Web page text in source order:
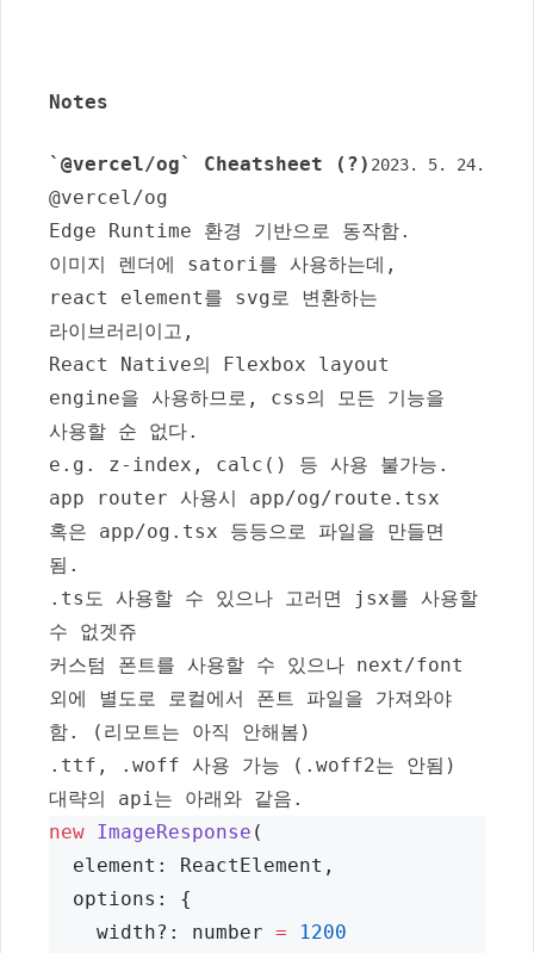
Notes
`@vercel/og` Cheatsheet (?) 2023. 5. 24.
@vercel/og
Edge Runtime 환경 기반으로 동작함.
이미지 렌더에 satori를 사용하는데,
react element를 svg로 변환하는
라이브러리이고,
React Native의 Flexbox layout
engine을 사용하므로, css의 모든 기능을
사용할 순 없다.
e.g. z-index , calc()
등 사용 불가능.
app router 사용시 app/og/route.tsx
혹은 app/og.tsx 등등으로 파일을 만들면
됨.
.ts도 사용할 수 있으나 고러면 jsx를 사용할
수 없겟쥬
커스텀 폰트를 사용할 수 있으나 next/font
외에 별도로 로컬에서 폰트 파일을 가져와야
함. (리모트는 아직 안해봄)
.ttf , .woff 사용 가능 ( .woff2는 안됨)
대략의 api는 아래와 같음.
new ImageResponse (
  element: ReactElement,
  options: {
    width?: number
=
1200